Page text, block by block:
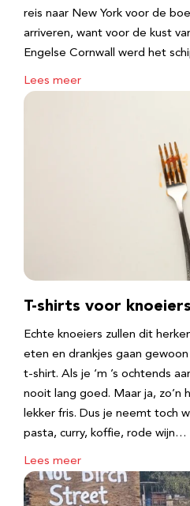
reis naar New York voor de
arriveren, want voor de kust
Engelse Cornwall werd het
Lees meer
T-shirts voor knoeiers
Echte knoeiers zullen dit
eten en drankjes gaan
t-shirt. Als je ‘m ’s ochtends
nooit lang goed. Maar ja,
lekker fris. Dus je neemt toch
pasta, curry, koffie, rode wijn…
Lees meer